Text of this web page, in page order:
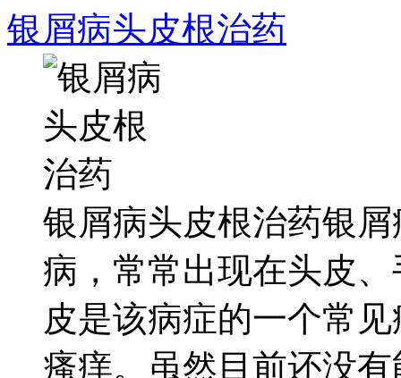
银屑病头皮根治药
银屑病头皮根治药银
病，常常出现在头皮
皮是该病症的一个常
瘙痒。虽然目前还没有